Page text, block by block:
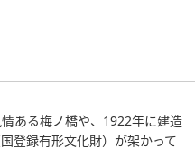
ある梅ノ橋や、1922年に建造
登録有形文化財）が架かって